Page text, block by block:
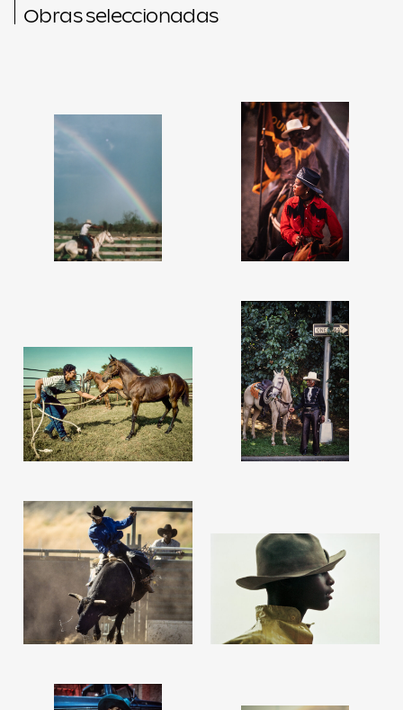
Obras seleccionadas